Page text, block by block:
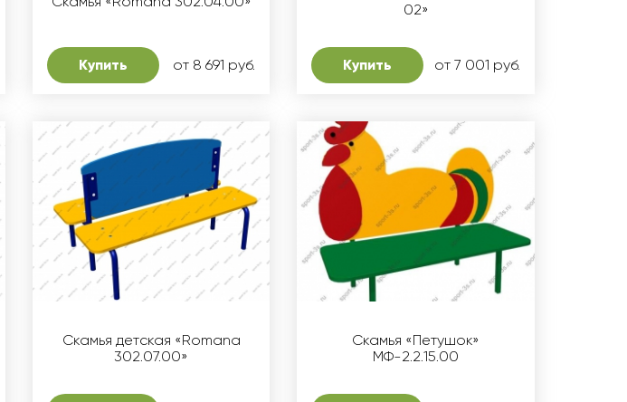
Купить от 8 691 руб.
02»
Купить от 7 001 руб.
Скамья детская «Romana
302.07.00»
Скамья «Петушок»
МФ-2.2.15.00